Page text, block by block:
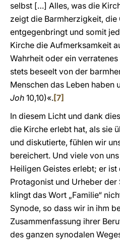
selbst […] Alles, was die
zeigt die Barmherzigkeit, die
entgegenbringt und somit
Kirche die Aufmerksamkeit
Wahrheit oder ein
stets beseelt von der
Menschen das Leben haben
Joh 10,10)«.[7]
In diesem Licht und dank
die Kirche erlebt hat, als sie
und diskutierte, fühlen wir
bereichert. Und viele von
Heiligen Geistes erlebt; er
Protagonist und Urheber der
klingt das Wort „Familie“
Synode, so dass wir in ihm
Zusammenfassung ihrer
des ganzen synodalen